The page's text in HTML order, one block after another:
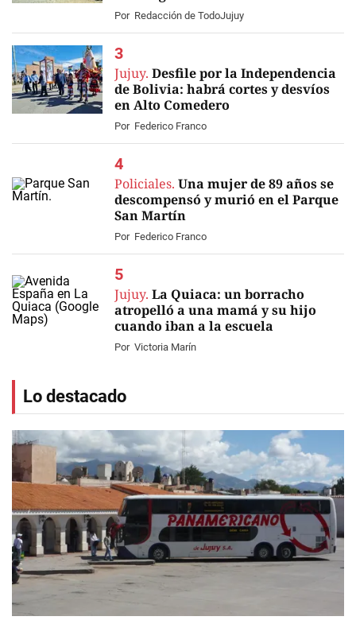
Por Redacción de TodoJujuy
Jujuy. Desfile por la Independencia
de Bolivia: habrá cortes y desvíos
en Alto Comedero
Por Federico Franco
Policiales. Una mujer de 89 años se
descompensó y murió en el Parque
San Martín
Por Federico Franco
Jujuy. La Quiaca: un borracho
atropelló a una mamá y su hijo
cuando iban a la escuela
Por Victoria Marín
Lo destacado